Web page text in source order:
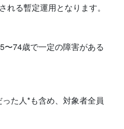
れる暫定運用となります。
74歳で一定の障害がある
た人*も含め、対象者全員